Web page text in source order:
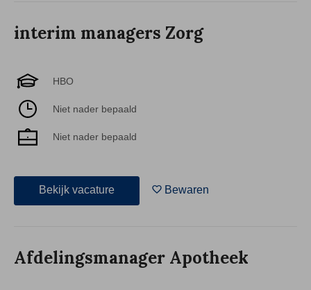
interim managers Zorg
HBO
Niet nader bepaald
Niet nader bepaald
Bekijk vacature Bewaren
Afdelingsmanager Apotheek